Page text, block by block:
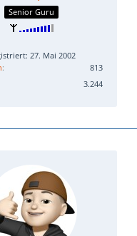
Senior Guru
27. Mai 2002
813
3.244